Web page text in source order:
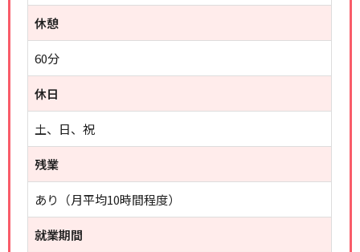
休憩
60分
休日
土、日、祝
残業
あり（月平均10時間程度）
就業期間